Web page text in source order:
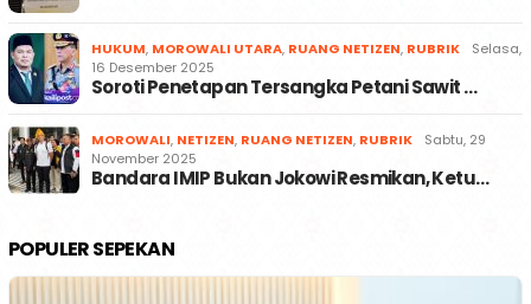
HUKUM, MOROWALI UTARA, RUANG NETIZEN, RUBRIK
Selasa,
16 Desember 2025
Soroti Penetapan Tersangka Petani Sawit …
MOROWALI, NETIZEN, RUANG NETIZEN, RUBRIK
Sabtu, 29
November 2025
Bandara IMIP Bukan Jokowi Resmikan, Ketu…
POPULER SEPEKAN